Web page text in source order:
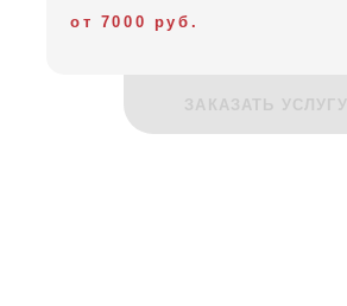
от 7000 руб.
ЗАКАЗАТЬ УСЛУГУ